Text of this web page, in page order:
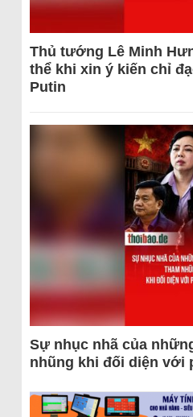
Thủ tướng Lê Minh
thể khi xin ý kiến chỉ
Putin
Sự nhục nhã của
nhũng khi đối diện với